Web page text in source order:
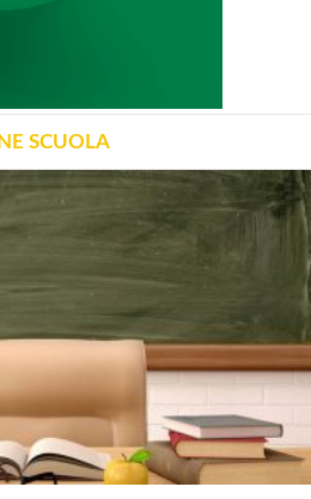
SCUOLA